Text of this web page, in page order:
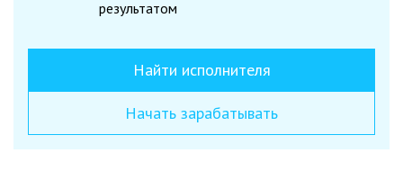
результатом
Найти исполнителя
Начать зарабатывать